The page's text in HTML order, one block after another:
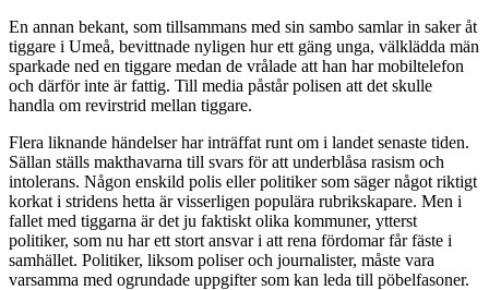
En annan bekant, som tillsammans med sin sambo samlar in saker åt
tiggare i Umeå, bevittnade nyligen hur ett gäng unga, välklädda män
sparkade ned en tiggare medan de vrålade att han har mobiltelefon
och därför inte är fattig. Till media påstår polisen att det skulle
handla om revirstrid mellan tiggare.
Flera liknande händelser har inträffat runt om i landet senaste tiden.
Sällan ställs makthavarna till svars för att underblåsa rasism och
intolerans. Någon enskild polis eller politiker som säger något riktigt
korkat i stridens hetta är visserligen populära rubrikskapare. Men i
fallet med tiggarna är det ju faktiskt olika kommuner, ytterst
politiker, som nu har ett stort ansvar i att rena fördomar får fäste i
samhället. Politiker, liksom poliser och journalister, måste vara
varsamma med ogrundade uppgifter som kan leda till pöbelfasoner.